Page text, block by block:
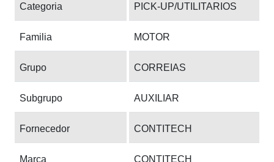
Categoria PICK-UP/UTILITARIOS
Familia MOTOR
Grupo CORREIAS
Subgrupo AUXILIAR
Fornecedor CONTITECH
Marca CONTITECH